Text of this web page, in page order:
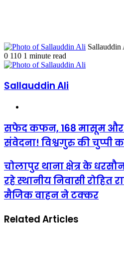
Sallauddin
0 110 1 minute read
Sallauddin Ali
सफेद
कफन,
168
और
हमारी
पथराई
संवेदना!
विश्वगुरु
चुप्पी
का
सफेद कफन, 168 मासूम और
संवेदना! विश्वगुरु की चुप्पी
चोलापुर
थाना
क्षेत्र
के
धरसौना
में
चोलापुर थाना क्षेत्र के
रहे स्थानीय निवासी रोहित
मैजिक वाहन ने टक्कर
Related Articles